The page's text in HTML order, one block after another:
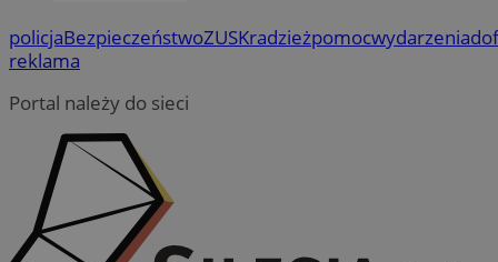
policjaBezpieczeństwoZUSKradzieżpomocwydarzenia
reklama
Portal należy do sieci